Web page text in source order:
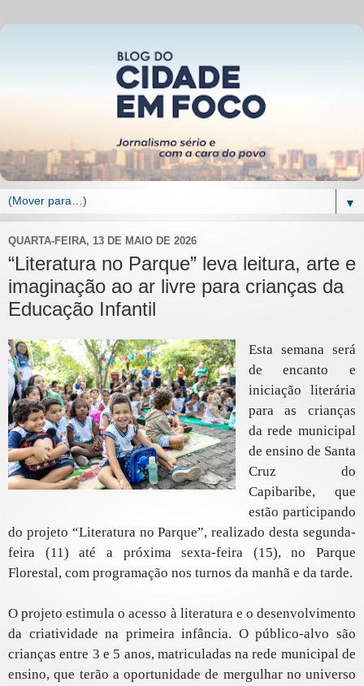
▼
QUARTA-FEIRA, 13 DE MAIO DE 2026
“Literatura no Parque” leva leitura, arte e
imaginação ao ar livre para crianças da
Educação Infantil
Esta semana será
de encanto e
iniciação literária
para as crianças
da rede municipal
de ensino de Santa
Cruz do
Capibaribe, que
estão participando
do projeto “Literatura no Parque”, realizado desta segunda-
feira (11) até a próxima sexta-feira (15), no Parque
Florestal, com programação nos turnos da manhã e da tarde.
O projeto estimula o acesso à literatura e o desenvolvimento
da criatividade na primeira infância. O público-alvo são
crianças entre 3 e 5 anos, matriculadas na rede municipal de
ensino, que terão a oportunidade de mergulhar no universo